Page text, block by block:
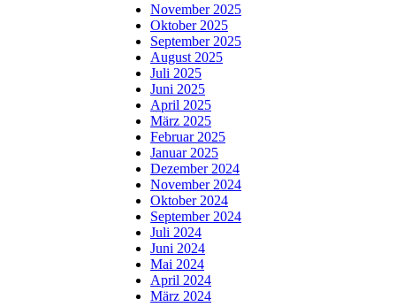
November 2025
Oktober 2025
September 2025
August 2025
Juli 2025
Juni 2025
April 2025
März 2025
Februar 2025
Januar 2025
Dezember 2024
November 2024
Oktober 2024
September 2024
Juli 2024
Juni 2024
Mai 2024
April 2024
März 2024